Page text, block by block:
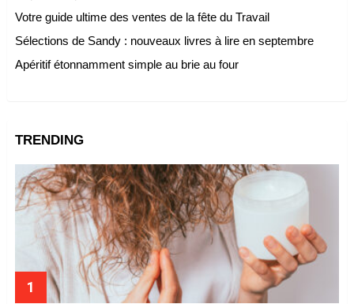
Votre guide ultime des ventes de la fête du Travail
Sélections de Sandy : nouveaux livres à lire en septembre
Apéritif étonnamment simple au brie au four
TRENDING